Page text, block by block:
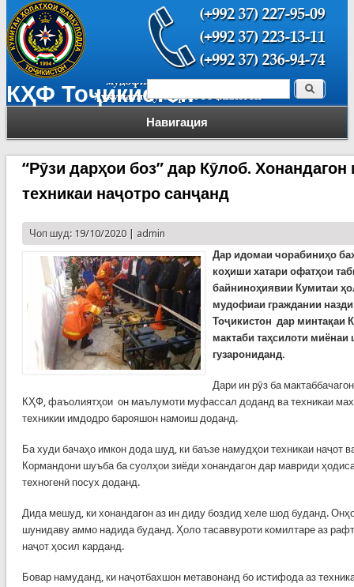
КҲФ Тоҷикистон
Навигация
Форма поиска Поиск
“Рӯзи дарҳои боз” дар Кӯлоб.
техникаи наҷотро санҷанд
Чоп шуд: 19/10/2020 | admin
Дар идомаи чорабиниҳо
коҳиши хатари офатҳои
байниноҳиявии Кумитаи
мудофиаи граждании
Тоҷикистон дар минтақаи
мактаби таҳсилоти
гузарониданд.
Дари ин рӯз ба
КҲФ, фаъолиятҳои он маълумоти муфассал доданд ва техникаи
техникии имдодро барояшон намоиш доданд.
Ба худи бачаҳо имкон дода шуд, ки баъзе намудҳои техникаи наҷот
Кормандони шуъба ба суолҳои зиёди хонандагон дар мавриди
техногенӣ посух доданд.
Дида мешуд, ки хонандагон аз ин диду боздид хеле шод буданд.
шунидаву аммо надида буданд. Ҳоло тасаввуроти комилтаре аз
наҷот ҳосил карданд.
Бовар намуданд, ки наҷотбахшон метавонанд бо истифода аз